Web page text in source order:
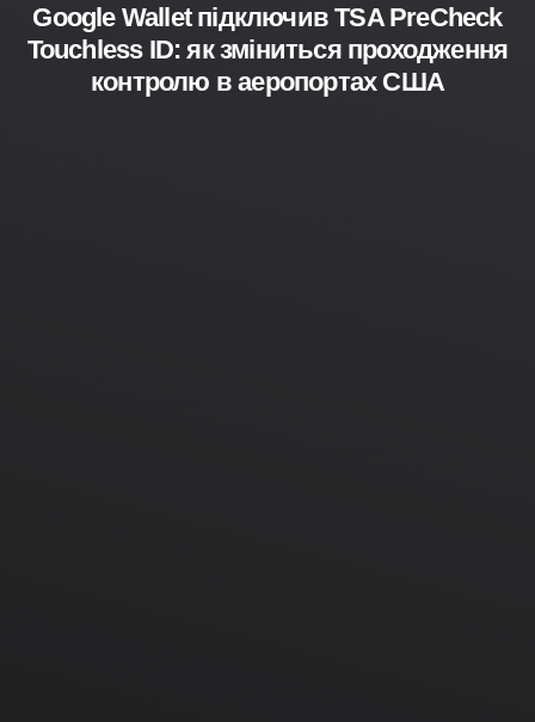
Google Wallet підключив TSA PreCheck
Touchless ID: як зміниться проходження
контролю в аеропортах США